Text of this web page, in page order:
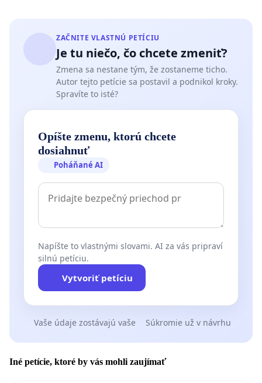
ZAČNITE VLASTNÚ PETÍCIU
Je tu niečo, čo chcete zmeniť?
Zmena sa nestane tým, že zostaneme ticho.
Autor tejto petície sa postavil a podnikol kroky.
Spravíte to isté?
Opíšte zmenu, ktorú chcete
dosiahnuť
Poháňané AI
Napíšte to vlastnými slovami. AI za vás pripraví
silnú petíciu.
Vytvoriť petíciu
Vaše údaje zostávajú vaše Súkromie už v návrhu
Iné petície, ktoré by vás mohli zaujímať